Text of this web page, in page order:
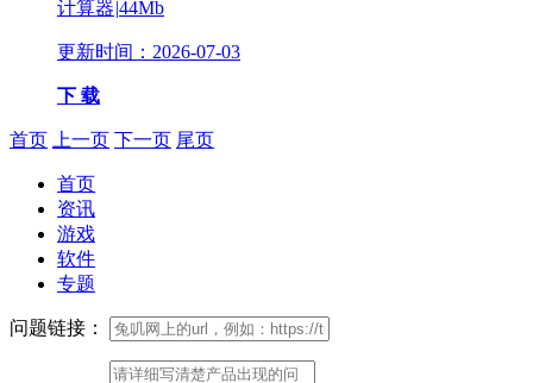
计算器|44Mb
更新时间：2026-07-03
下 载
首页 上一页 下一页 尾页
首页
资讯
游戏
软件
专题
问题链接：